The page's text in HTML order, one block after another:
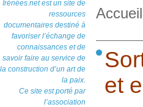
Irénées.net est un site de
ressources
documentaires destiné à
favoriser l’échange de
connaissances et de
savoir faire au service de
la construction d’un art de
la paix.
Ce site est porté par
l’association
Accueil
et